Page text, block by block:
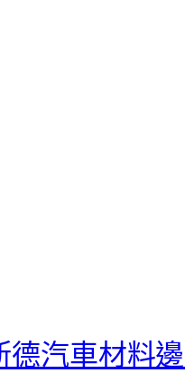
德汽車材料